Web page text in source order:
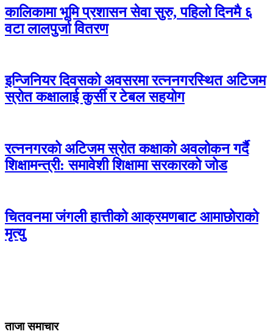
कालिकामा भूमि प्रशासन सेवा सुरु, पहिलो दिनमै ६
वटा लालपुर्जा वितरण
इन्जिनियर दिवसको अवसरमा रत्ननगरस्थित अटिजम
स्रोत कक्षालाई कुर्सी र टेबल सहयोग
रत्ननगरको अटिजम स्रोत कक्षाको अवलोकन गर्दै
शिक्षामन्त्री: समावेशी शिक्षामा सरकारको जोड
चितवनमा जंगली हात्तीको आक्रमणबाट आमाछोराको
मृत्यु
ताजा समाचार